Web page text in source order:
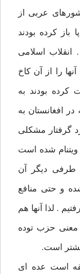
عربی از
باز کرده بودند
انقلاب اسلامی
را از آن کاخ
کرده بودند به
افغانستان به
گرفتار مشکلی
ویتنام شده است
طرفی دیگر آن
و حتی منافع
. لذا آنها هم
معنی حزب توده
است.
است عده ای